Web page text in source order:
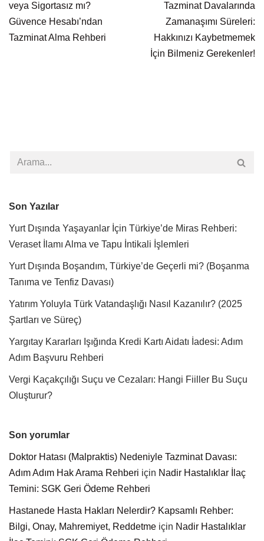
veya Sigortasız mı?
Güvence Hesabı’ndan
Tazminat Alma Rehberi
Tazminat Davalarında
Zamanaşımı Süreleri:
Hakkınızı Kaybetmemek
İçin Bilmeniz Gerekenler!
Son Yazılar
Yurt Dışında Yaşayanlar İçin Türkiye’de Miras Rehberi:
Veraset İlamı Alma ve Tapu İntikali İşlemleri
Yurt Dışında Boşandım, Türkiye’de Geçerli mi? (Boşanma
Tanıma ve Tenfiz Davası)
Yatırım Yoluyla Türk Vatandaşlığı Nasıl Kazanılır? (2025
Şartları ve Süreç)
Yargıtay Kararları Işığında Kredi Kartı Aidatı İadesi: Adım
Adım Başvuru Rehberi
Vergi Kaçakçılığı Suçu ve Cezaları: Hangi Fiiller Bu Suçu
Oluşturur?
Son yorumlar
Doktor Hatası (Malpraktis) Nedeniyle Tazminat Davası:
Adım Adım Hak Arama Rehberi için Nadir Hastalıklar İlaç
Temini: SGK Geri Ödeme Rehberi
Hastanede Hasta Hakları Nelerdir? Kapsamlı Rehber:
Bilgi, Onay, Mahremiyet, Reddetme için Nadir Hastalıklar